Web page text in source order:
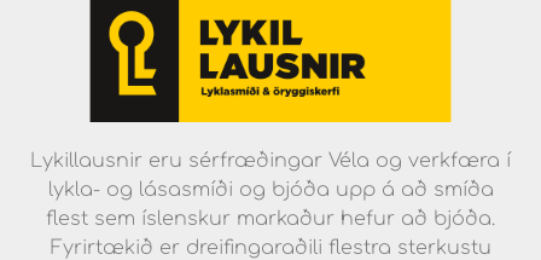
Lykillausnir eru sérfræðingar Véla og verkfæra í
lykla- og lásasmíði og bjóða upp á að smíða
flest sem íslenskur markaður hefur að bjóða.
Fyrirtækið er dreifingaraðili flestra sterkustu